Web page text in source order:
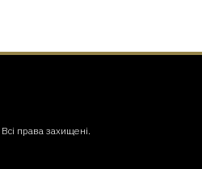
Всі права захищені.